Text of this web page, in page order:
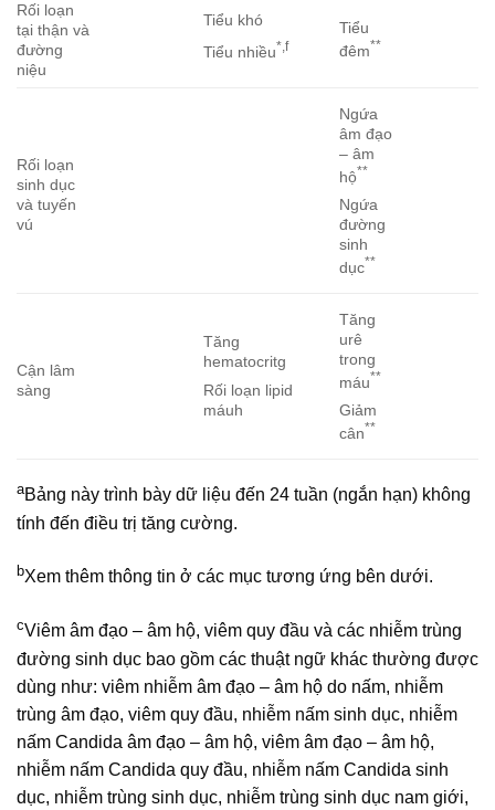
Rối loạn
tại thận và
đường
niệu
Tiểu khó
Tiểu nhiều*,f
Tiểu
đêm**
Rối loạn
sinh dục
và tuyến
vú
Ngứa
âm đạo
– âm
hộ**
Ngứa
đường
sinh
dục**
Cận lâm
sàng
Tăng
hematocritg
Rối loạn lipid
máuh
Tăng
urê
trong
máu**
Giảm
cân**
aBảng này trình bày dữ liệu đến 24 tuần (ngắn hạn) không
tính đến điều trị tăng cường.
bXem thêm thông tin ở các mục tương ứng bên dưới.
cViêm âm đạo – âm hộ, viêm quy đầu và các nhiễm trùng
đường sinh dục bao gồm các thuật ngữ khác thường được
dùng như: viêm nhiễm âm đạo – âm hộ do nấm, nhiễm
trùng âm đạo, viêm quy đầu, nhiễm nấm sinh dục, nhiễm
nấm Candida âm đạo – âm hộ, viêm âm đạo – âm hộ,
nhiễm nấm Candida quy đầu, nhiễm nấm Candida sinh
dục, nhiễm trùng sinh dục, nhiễm trùng sinh dục nam giới,